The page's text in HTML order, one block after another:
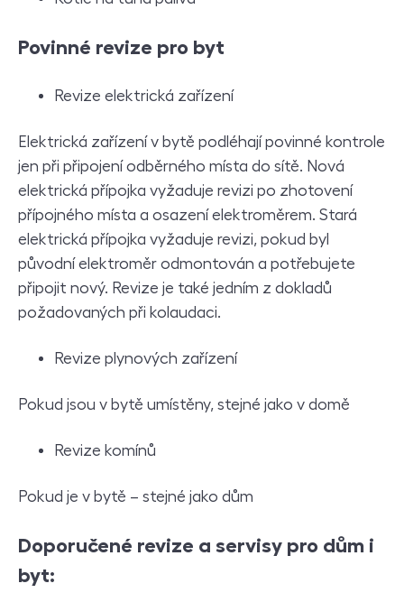
Povinné revize pro byt
Revize elektrická zařízení
Elektrická zařízení v bytě podléhají povinné kontrole
jen při připojení odběrného místa do sítě. Nová
elektrická přípojka vyžaduje revizi po zhotovení
přípojného místa a osazení elektroměrem. Stará
elektrická přípojka vyžaduje revizi, pokud byl
původní elektroměr odmontován a potřebujete
připojit nový. Revize je také jedním z dokladů
požadovaných při kolaudaci.
Revize plynových zařízení
Pokud jsou v bytě umístěny, stejné jako v domě
Revize komínů
Pokud je v bytě – stejné jako dům
Doporučené revize a servisy pro dům i
byt: